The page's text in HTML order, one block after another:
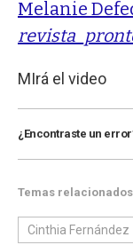
Melanie
MIrá el video
¿Encontraste un
Temas relacionados
Cinthia Fernández